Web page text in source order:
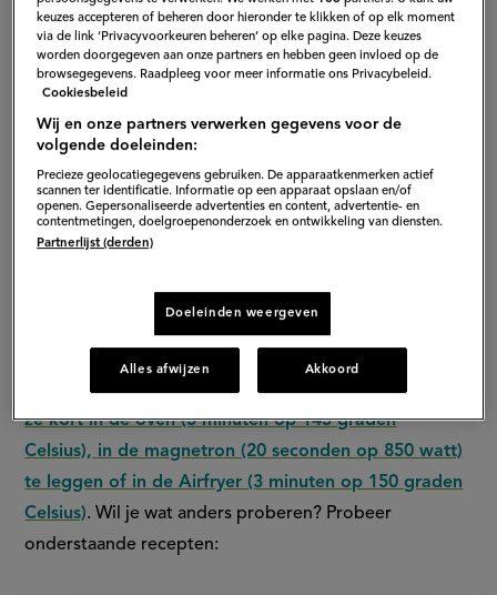
Uiteraard kun je overgebleven oliebollen nieuw leven
inblazen.Droge oliebollen worden weer zacht door
ze kort in de oven (5 minuten op 145 graden
Celsius), in de magnetron (20 seconden op 850 watt)
te leggen of in de Airfryer (3 minuten op 150 graden
Celsius). Wil je wat anders proberen? Probeer
onderstaande recepten:
keuzes accepteren of beheren door hieronder te klikken of op elk moment
via de link ‘Privacyvoorkeuren beheren’ op elke pagina. Deze keuzes
worden doorgegeven aan onze partners en hebben geen invloed op de
browsegegevens. Raadpleeg voor meer informatie ons Privacybeleid.
Cookiesbeleid
Wij en onze partners verwerken gegevens voor de
volgende doeleinden:
Precieze geolocatiegegevens gebruiken. De apparaatkenmerken actief
scannen ter identificatie. Informatie op een apparaat opslaan en/of
openen. Gepersonaliseerde advertenties en content, advertentie- en
contentmetingen, doelgroepenonderzoek en ontwikkeling van diensten.
Partnerlijst (derden)
Doeleinden weergeven
Alles afwijzen Akkoord